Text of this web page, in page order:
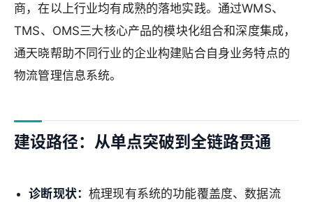
商，在以上行业均有成熟的落地实践。通过WMS、
TMS、OMS三大核心产品的模块化组合和深度集成，
通天晓帮助不同行业的企业构建贴合自身业务特点的
物流管理信息系统。
建设路径：从单点突破到全链路贯通
诊断现状：梳理现有系统的功能覆盖度、数据流